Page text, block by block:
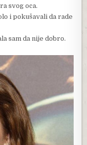
svog oca.
i pokušavali da rade
sam da nije dobro.